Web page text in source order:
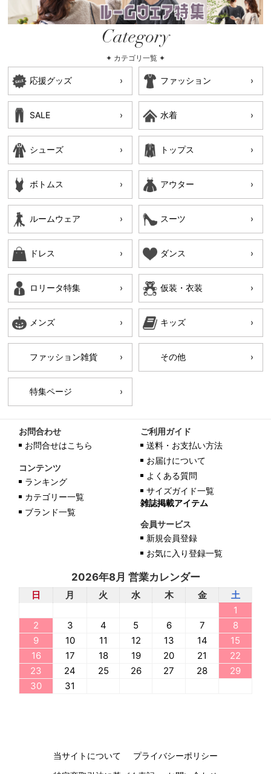
Category
✦ カテゴリ一覧 ✦
応援グッズ ファッション
SALE 水着
シューズ トップス
ボトムス アウター
ルームウェア スーツ
ドレス ダンス
ロリータ特集 仮装・衣装
メンズ キッズ
ファッション雑貨 その他
特集ページ
お問合わせ
お問合せはこちら
コンテンツ
ランキング
カテゴリー一覧
ブランド一覧
ご利用ガイド
送料・お支払い方法
お届けについて
よくある質問
サイズガイド一覧
雑誌掲載アイテム
会員サービス
新規会員登録
お気に入り登録一覧
2026年8月 営業カレンダー
日 月 火 水 木 金
土
1
2
3 4 5 6 7
8
9
10 11 12 13 14
15
16
17 18 19 20 21
22
23
24 25 26 27 28
29
30
31
当サイトについて
プライバシーポリシー